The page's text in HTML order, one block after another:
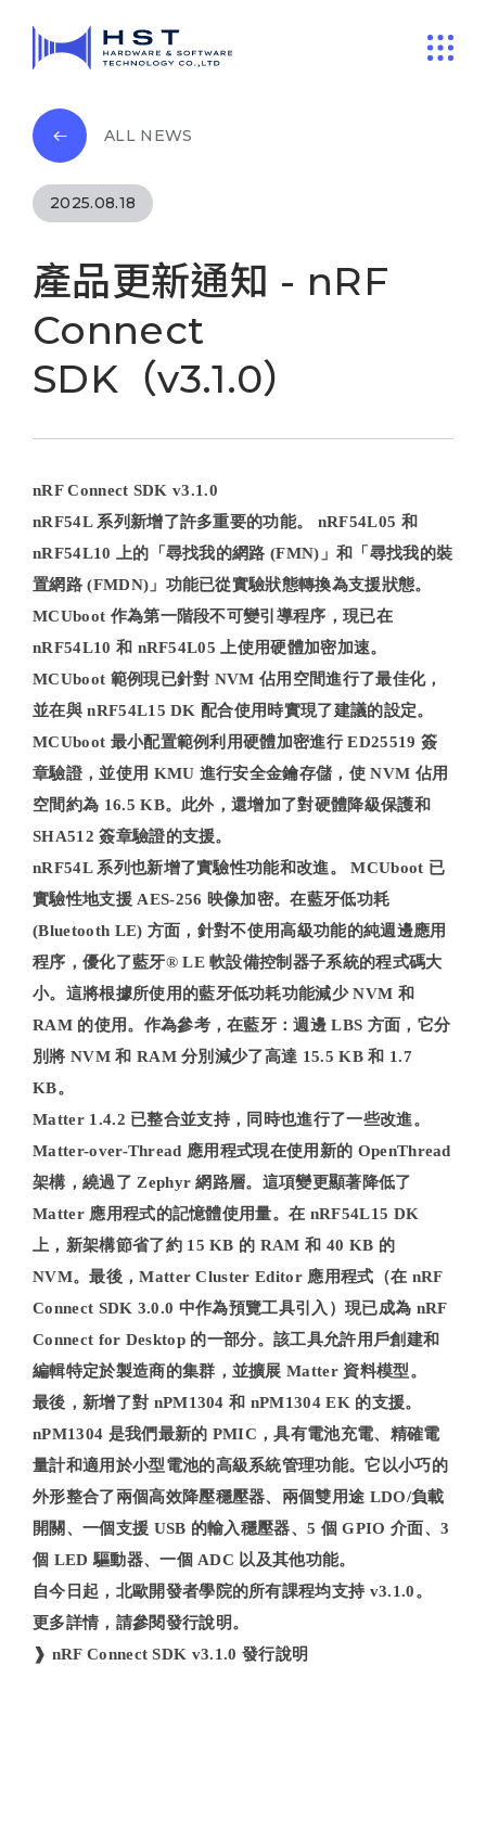
ALL NEWS
2025.08.18
產品更新通知 - nRF
Connect
SDK（v3.1.0）
nRF Connect SDK v3.1.0
nRF54L 系列新增了許多重要的功能。 nRF54L05 和
nRF54L10 上的「尋找我的網路 (FMN)」和「尋找我的裝
置網路 (FMDN)」功能已從實驗狀態轉換為支援狀態。
MCUboot 作為第一階段不可變引導程序，現已在
nRF54L10 和 nRF54L05 上使用硬體加密加速。
MCUboot 範例現已針對 NVM 佔用空間進行了最佳化，
並在與 nRF54L15 DK 配合使用時實現了建議的設定。
MCUboot 最小配置範例利用硬體加密進行 ED25519 簽
章驗證，並使用 KMU 進行安全金鑰存儲，使 NVM 佔用
空間約為 16.5 KB。此外，還增加了對硬體降級保護和
SHA512 簽章驗證的支援。
nRF54L 系列也新增了實驗性功能和改進。 MCUboot 已
實驗性地支援 AES-256 映像加密。在藍牙低功耗
(Bluetooth LE) 方面，針對不使用高級功能的純週邊應用
程序，優化了藍牙® LE 軟設備控制器子系統的程式碼大
小。這將根據所使用的藍牙低功耗功能減少 NVM 和
RAM 的使用。作為參考，在藍牙：週邊 LBS 方面，它分
別將 NVM 和 RAM 分別減少了高達 15.5 KB 和 1.7
KB。
Matter 1.4.2 已整合並支持，同時也進行了一些改進。
Matter-over-Thread 應用程式現在使用新的 OpenThread
架構，繞過了 Zephyr 網路層。這項變更顯著降低了
Matter 應用程式的記憶體使用量。在 nRF54L15 DK
上，新架構節省了約 15 KB 的 RAM 和 40 KB 的
NVM。最後，Matter Cluster Editor 應用程式（在 nRF
Connect SDK 3.0.0 中作為預覽工具引入）現已成為 nRF
Connect for Desktop 的一部分。該工具允許用戶創建和
編輯特定於製造商的集群，並擴展 Matter 資料模型。
最後，新增了對 nPM1304 和 nPM1304 EK 的支援。
nPM1304 是我們最新的 PMIC，具有電池充電、精確電
量計和適用於小型電池的高級系統管理功能。它以小巧的
外形整合了兩個高效降壓穩壓器、兩個雙用途 LDO/負載
開關、一個支援 USB 的輸入穩壓器、5 個 GPIO 介面、3
個 LED 驅動器、一個 ADC 以及其他功能。
自今日起，北歐開發者學院的所有課程均支持 v3.1.0。
更多詳情，請參閱發行說明。
❱ nRF Connect SDK v3.1.0 發行說明